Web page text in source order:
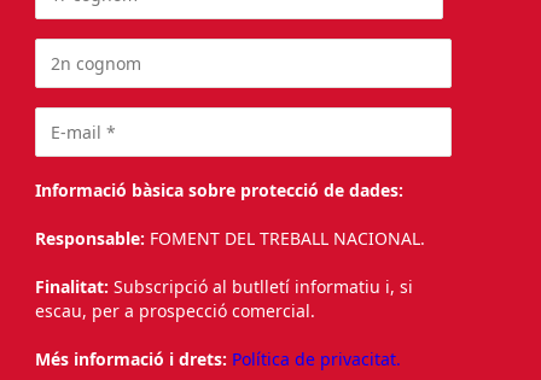
Informació bàsica sobre protecció de dades:
Responsable: FOMENT DEL TREBALL NACIONAL.
Finalitat: Subscripció al butlletí informatiu i, si
escau, per a prospecció comercial.
Més informació i drets: Política de privacitat.